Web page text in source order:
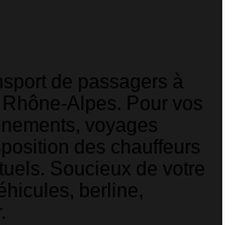
de passagers à
Alpes. Pour vos
voyages
des chauffeurs
Soucieux de votre
berline,